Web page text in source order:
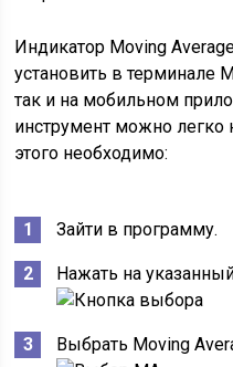
Индикатор Moving
установить в терминале
так и на мобильном
инструмент можно
этого необходимо:
Зайти в программу.
Нажать на
Выбрать Moving